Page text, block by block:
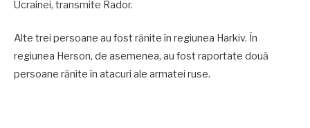
Ucrainei, transmite Rador.
Alte trei persoane au fost rănite în regiunea Harkiv. În
regiunea Herson, de asemenea, au fost raportate două
persoane rănite în atacuri ale armatei ruse.